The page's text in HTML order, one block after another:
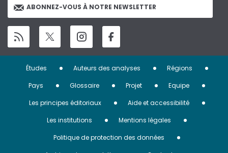
ABONNEZ-VOUS À NOTRE NEWSLETTER
Menu
Pied
page
Études Auteurs des analyses
Régions
Pays
Glossaire Projet
Equipe
Les principes éditoriaux
Aide et accessibilité
Les institutions
Mentions légales
Politique de protection des données